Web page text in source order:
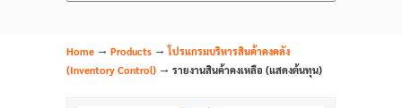
Home → Products →โปรแกรมบริหารสินค้าคงคลัง
(Inventory Control) → รายงานสินค้าคงเหลือ (แสดงต้นทุน)